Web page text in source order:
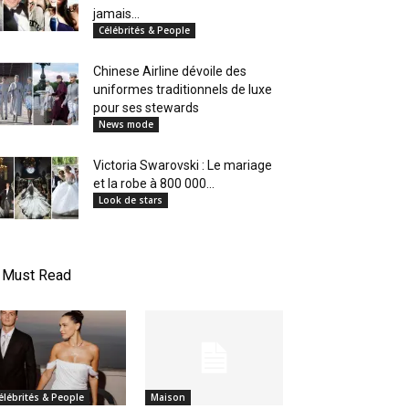
jamais...
Célébrités & People
Chinese Airline dévoile des
uniformes traditionnels de luxe
pour ses stewards
News mode
Victoria Swarovski : Le mariage
et la robe à 800 000...
Look de stars
Must Read
& People Maison